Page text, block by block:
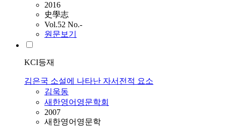
2016
史學志
Vol.52 No.-
원문보기
KCI등재
김은국 소설에 나타난 자서전적 요소
김욱동
새한영어영문학회
2007
새한영어영문학